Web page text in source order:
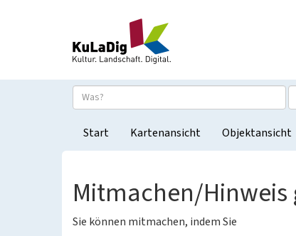
Start Kartenansicht Objektansicht
Mitmachen/Hinweis
Sie können mitmachen, indem Sie